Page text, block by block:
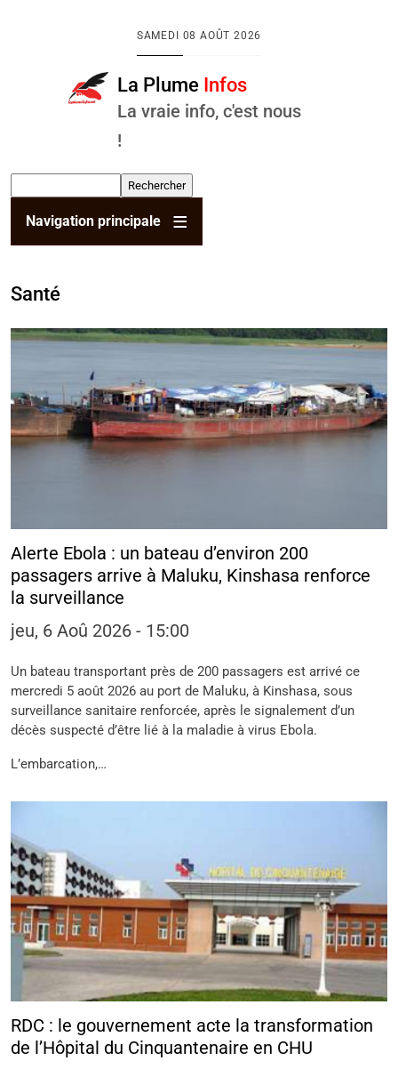
SAMEDI 08 AOÛT 2026
La Plume Infos
La vraie info, c'est nous
!
Navigation principale
Santé
Alerte Ebola : un bateau d’environ 200
passagers arrive à Maluku, Kinshasa renforce
la surveillance
jeu, 6 Aoû 2026 - 15:00
Un bateau transportant près de 200 passagers est arrivé ce
mercredi 5 août 2026 au port de Maluku, à Kinshasa, sous
surveillance sanitaire renforcée, après le signalement d’un
décès suspecté d’être lié à la maladie à virus Ebola.
L’embarcation,…
RDC : le gouvernement acte la transformation
de l’Hôpital du Cinquantenaire en CHU